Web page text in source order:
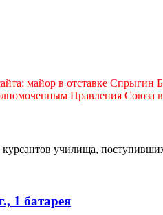
майор в отставке Спрыгин
Правления Союза
курсантов училища,
1 батарея